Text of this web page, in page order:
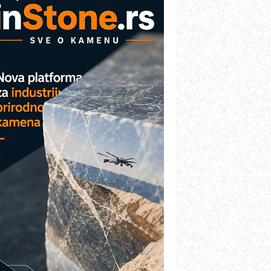
- Lim i mašine za savremena